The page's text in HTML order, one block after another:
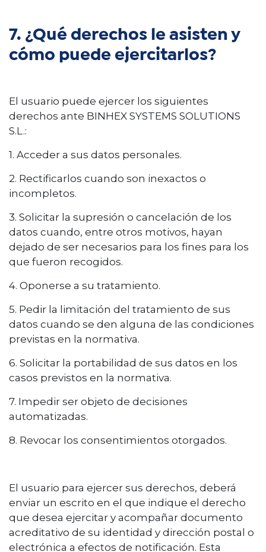
7. ¿Qué derechos le asisten y
cómo puede ejercitarlos?
El usuario puede ejercer los siguientes
derechos ante BINHEX SYSTEMS SOLUTIONS
S.L.:
1. Acceder a sus datos personales.
2. Rectificarlos cuando son inexactos o
incompletos.
3. Solicitar la supresión o cancelación de los
datos cuando, entre otros motivos, hayan
dejado de ser necesarios para los fines para los
que fueron recogidos.
4. Oponerse a su tratamiento.
5. Pedir la limitación del tratamiento de sus
datos cuando se den alguna de las condiciones
previstas en la normativa.
6. Solicitar la portabilidad de sus datos en los
casos previstos en la normativa.
7. Impedir ser objeto de decisiones
automatizadas.
8. Revocar los consentimientos otorgados.
El usuario para ejercer sus derechos, deberá
enviar un escrito en el que indique el derecho
que desea ejercitar y acompañar documento
acreditativo de su identidad y dirección postal o
electrónica a efectos de notificación. Esta